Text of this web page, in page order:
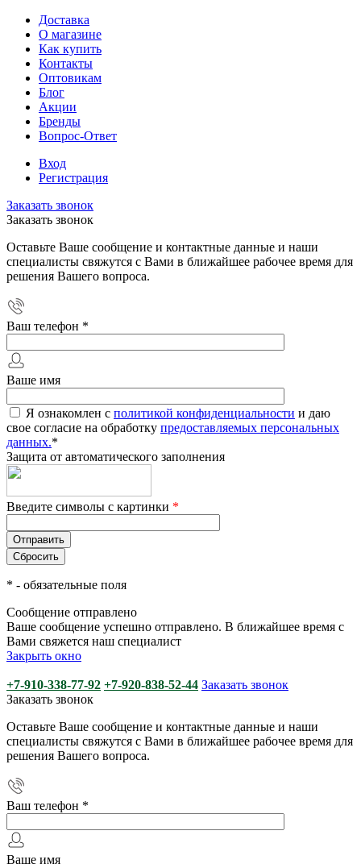
Доставка
О магазине
Как купить
Контакты
Оптовикам
Блог
Акции
Бренды
Вопрос-Ответ
Вход
Регистрация
Заказать звонок
Заказать звонок
Оставьте Ваше сообщение и контактные данные и наши
специалисты свяжутся с Вами в ближайшее рабочее время для
решения Вашего вопроса.
Ваш телефон *
Ваше имя
Я ознакомлен с политикой конфиденциальности и даю
свое согласие на обработку предоставляемых персональных
данных.*
Защита от автоматического заполнения
Введите символы с картинки *
* - обязательные поля
Сообщение отправлено
Ваше сообщение успешно отправлено. В ближайшее время с
Вами свяжется наш специалист
Закрыть окно
+7-910-338-77-92 +7-920-838-52-44 Заказать звонок
Заказать звонок
Оставьте Ваше сообщение и контактные данные и наши
специалисты свяжутся с Вами в ближайшее рабочее время для
решения Вашего вопроса.
Ваш телефон *
Ваше имя